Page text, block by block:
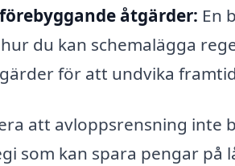
åtgärder: En
du kan schemalägga
för att undvika
att avloppsrensning inte
som kan spara pengar på